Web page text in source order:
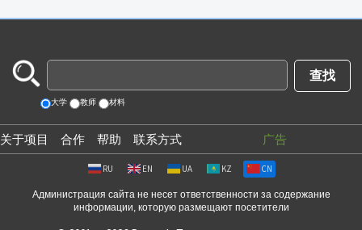
大学 教师 材料
关于项目 合作 帮助 联系方式 广告
RU EN UA KZ CN
Администрация сайта не несет ответственности за содержание
информации, которую размещают посетители